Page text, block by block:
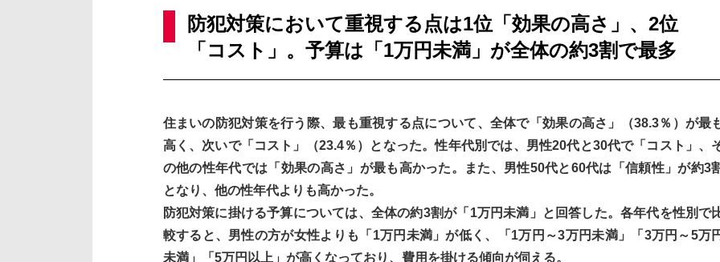
防犯対策において重視する点は1位「効果の高さ」、2位
「コスト」。予算は「1万円未満」が全体の約3割で最多
住まいの防犯対策を行う際、最も重視する点について、全体で「効果の高さ」（38.3％）が最
高く、次いで「コスト」（23.4％）となった。性年代別では、男性20代と30代で「コスト」、
の他の性年代では「効果の高さ」が最も高かった。また、男性50代と60代は「信頼性」が約3
となり、他の性年代よりも高かった。
防犯対策に掛ける予算については、全体の約3割が「1万円未満」と回答した。各年代を性別で
較すると、男性の方が女性よりも「1万円未満」が低く、「1万円～3万円未満」「3万円～5万
未満」「5万円以上」が高くなっており、費用を掛ける傾向が伺える。